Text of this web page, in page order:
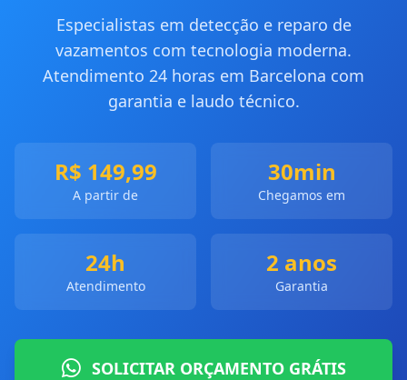
Especialistas em detecção e reparo de
vazamentos com tecnologia moderna.
Atendimento 24 horas em Barcelona com
garantia e laudo técnico.
R$ 149,99
A partir de
30min
Chegamos em
24h
Atendimento
2 anos
Garantia
SOLICITAR ORÇAMENTO GRÁTIS